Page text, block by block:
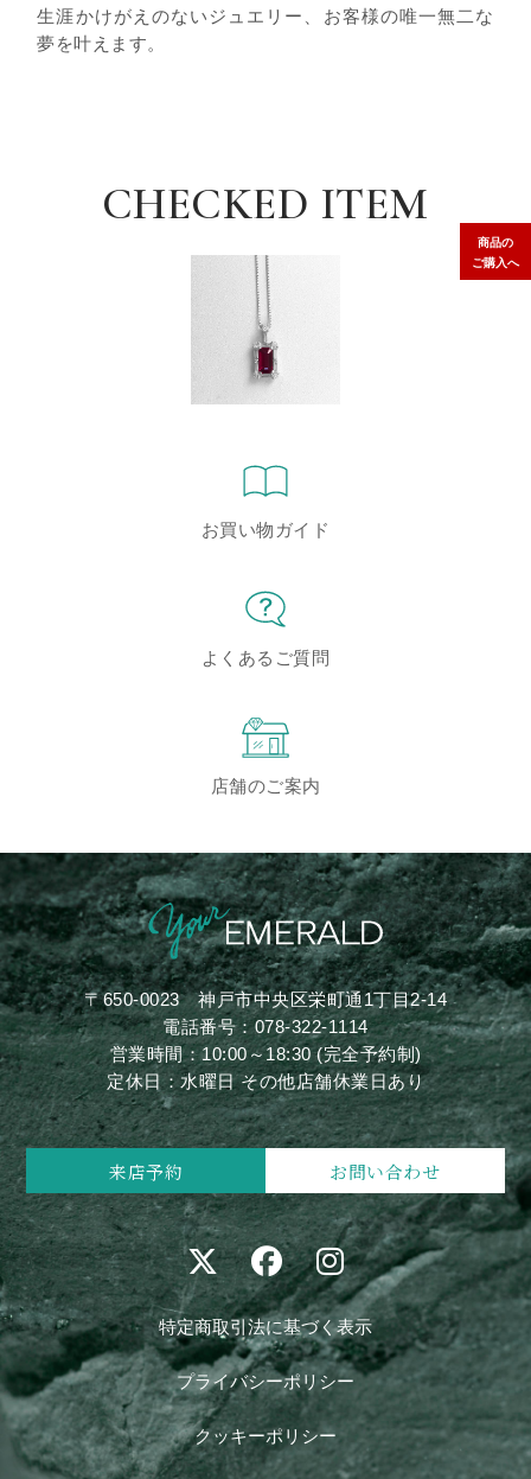
生涯かけがえのないジュエリー、お客様の唯一無二な
夢を叶えます。
商品の
ご購入へ
CHECKED ITEM
お買い物ガイド
よくあるご質問
店舗のご案内
〒650-0023神戸市中央区栄町通1丁目2-14
電話番号：078-322-1114
営業時間：10:00～18:30 (完全予約制)
定休日：水曜日 その他店舗休業日あり
来店予約 お問い合わせ
特定商取引法に基づく表示
プライバシーポリシー
クッキーポリシー